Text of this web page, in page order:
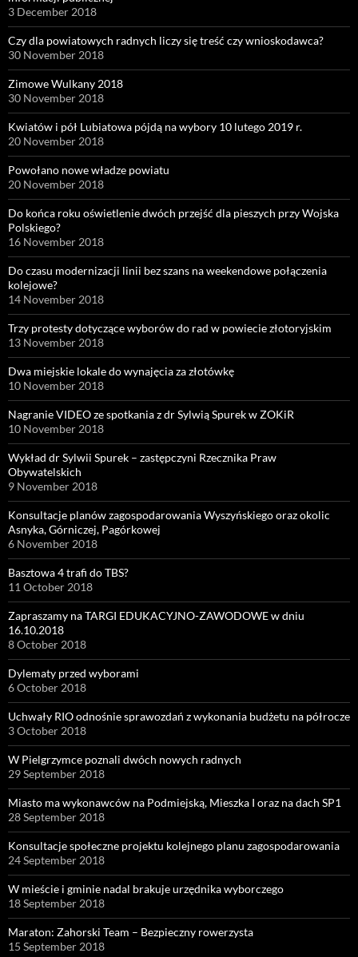
3 December 2018
Czy dla powiatowych radnych liczy się treść czy wnioskodawca?
30 November 2018
Zimowe Wulkany 2018
30 November 2018
Kwiatów i pół Lubiatowa pójdą na wybory 10 lutego 2019 r.
20 November 2018
Powołano nowe władze powiatu
20 November 2018
Do końca roku oświetlenie dwóch przejść dla pieszych przy Wojska
Polskiego?
16 November 2018
Do czasu modernizacji linii bez szans na weekendowe połączenia
kolejowe?
14 November 2018
Trzy protesty dotyczące wyborów do rad w powiecie złotoryjskim
13 November 2018
Dwa miejskie lokale do wynajęcia za złotówkę
10 November 2018
Nagranie VIDEO ze spotkania z dr Sylwią Spurek w ZOKiR
10 November 2018
Wykład dr Sylwii Spurek – zastępczyni Rzecznika Praw
Obywatelskich
9 November 2018
Konsultacje planów zagospodarowania Wyszyńskiego oraz okolic
Asnyka, Górniczej, Pagórkowej
6 November 2018
Basztowa 4 trafi do TBS?
11 October 2018
Zapraszamy na TARGI EDUKACYJNO-ZAWODOWE w dniu
16.10.2018
8 October 2018
Dylematy przed wyborami
6 October 2018
Uchwały RIO odnośnie sprawozdań z wykonania budżetu na półrocze
3 October 2018
W Pielgrzymce poznali dwóch nowych radnych
29 September 2018
Miasto ma wykonawców na Podmiejską, Mieszka I oraz na dach SP1
28 September 2018
Konsultacje społeczne projektu kolejnego planu zagospodarowania
24 September 2018
W mieście i gminie nadal brakuje urzędnika wyborczego
18 September 2018
Maraton: Zahorski Team – Bezpieczny rowerzysta
15 September 2018